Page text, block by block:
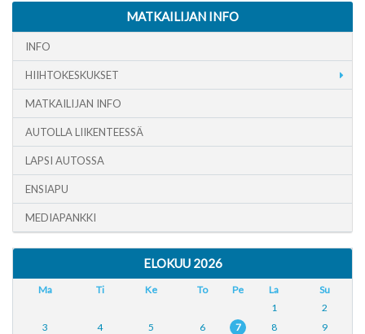
MATKAILIJAN INFO
INFO
HIIHTOKESKUKSET
MATKAILIJAN INFO
AUTOLLA LIIKENTEESSÄ
LAPSI AUTOSSA
ENSIAPU
MEDIAPANKKI
ELOKUU 2026
Ma Ti Ke To Pe La
Su
1
2
3
4 5 6 7 8
9